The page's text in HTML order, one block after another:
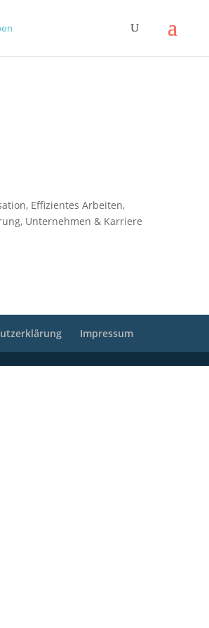
, Effizientes Arbeiten,
, Unternehmen & Karriere
Impressum